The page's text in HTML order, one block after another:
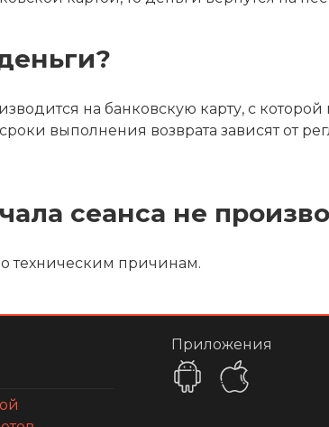
на банковскую карту, с
выполнения возврата зависят от
сеанса не
техническим причинам.
Приложения